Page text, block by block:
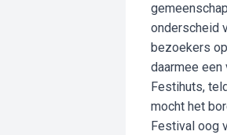
onderscheid
bezoekers
daarmee een
Festihuts,
mocht het
Festival oog